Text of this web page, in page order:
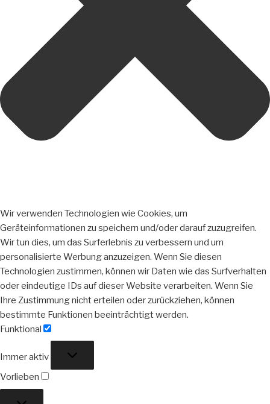
Wir verwenden Technologien wie Cookies, um
Geräteinformationen zu speichern und/oder darauf zuzugreifen.
Wir tun dies, um das Surferlebnis zu verbessern und um
personalisierte Werbung anzuzeigen. Wenn Sie diesen
Technologien zustimmen, können wir Daten wie das Surfverhalten
oder eindeutige IDs auf dieser Website verarbeiten. Wenn Sie
Ihre Zustimmung nicht erteilen oder zurückziehen, können
bestimmte Funktionen beeinträchtigt werden.
Funktional
Immer aktiv
Vorlieben